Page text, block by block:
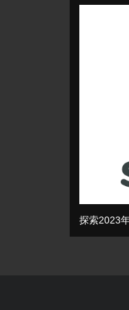
探索2023